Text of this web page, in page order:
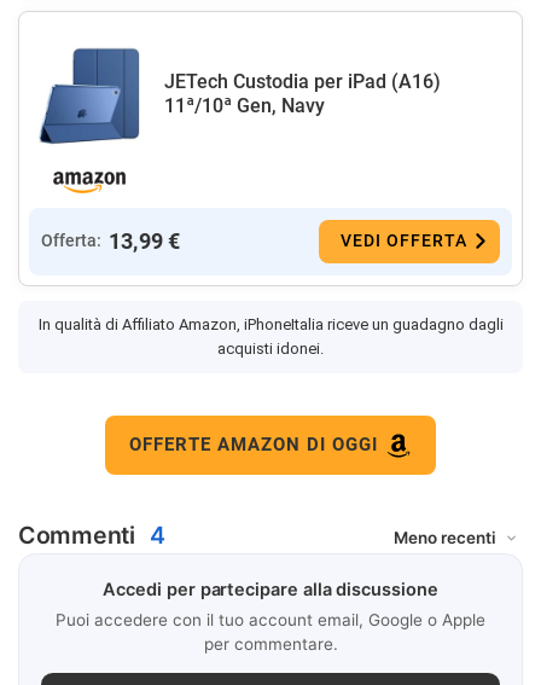
JETech Custodia per iPad (A16)
11ª/10ª Gen, Navy
Offerta: 13,99 € VEDI OFFERTA
In qualità di Affiliato Amazon, iPhoneItalia riceve un guadagno dagli
acquisti idonei.
OFFERTE AMAZON DI OGGI
Commenti 4
Accedi per partecipare alla discussione
Puoi accedere con il tuo account email, Google o Apple
per commentare.